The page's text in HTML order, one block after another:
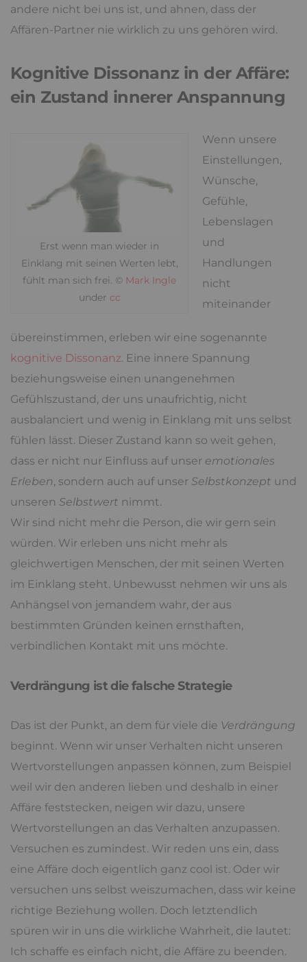
andere nicht bei uns ist, und ahnen, dass der
Affären-Partner nie wirklich zu uns gehören wird.
Kognitive Dissonanz in der Affäre:
ein Zustand innerer Anspannung
Erst wenn man wieder in
Einklang mit seinen Werten lebt,
fühlt man sich frei. © Mark Ingle
under cc
Wenn unsere
Einstellungen,
Wünsche,
Gefühle,
Lebenslagen
und
Handlungen
nicht
miteinander
übereinstimmen, erleben wir eine sogenannte
kognitive Dissonanz. Eine innere Spannung
beziehungsweise einen unangenehmen
Gefühlszustand, der uns unaufrichtig, nicht
ausbalanciert und wenig in Einklang mit uns selbst
fühlen lässt. Dieser Zustand kann so weit gehen,
dass er nicht nur Einfluss auf unser emotionales
Erleben, sondern auch auf unser Selbstkonzept und
unseren Selbstwert nimmt.
Wir sind nicht mehr die Person, die wir gern sein
würden. Wir erleben uns nicht mehr als
gleichwertigen Menschen, der mit seinen Werten
im Einklang steht. Unbewusst nehmen wir uns als
Anhängsel von jemandem wahr, der aus
bestimmten Gründen keinen ernsthaften,
verbindlichen Kontakt mit uns möchte.
Verdrängung ist die falsche Strategie
Das ist der Punkt, an dem für viele die Verdrängung
beginnt. Wenn wir unser Verhalten nicht unseren
Wertvorstellungen anpassen können, zum Beispiel
weil wir den anderen lieben und deshalb in einer
Affäre feststecken, neigen wir dazu, unsere
Wertvorstellungen an das Verhalten anzupassen.
Versuchen es zumindest. Wir reden uns ein, dass
eine Affäre doch eigentlich ganz cool ist. Oder wir
versuchen uns selbst weiszumachen, dass wir keine
richtige Beziehung wollen. Doch letztendlich
spüren wir in uns die wirkliche Wahrheit, die lautet:
Ich schaffe es einfach nicht, die Affäre zu beenden.